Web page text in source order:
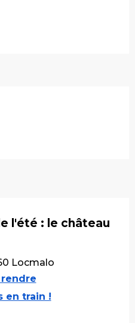
l'été : le château
Locmalo
rendre
en train !